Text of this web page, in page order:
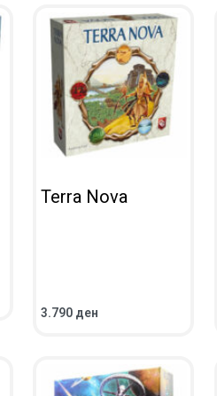
Terra Nova
3.790 ден
ВО КОШНИЧКА